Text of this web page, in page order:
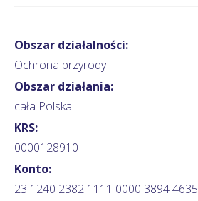
Obszar działalności:
Ochrona przyrody
Obszar działania:
cała Polska
KRS:
0000128910
Konto:
23 1240 2382 1111 0000 3894 4635